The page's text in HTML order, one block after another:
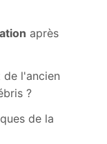
après
l'ancien
?
de la